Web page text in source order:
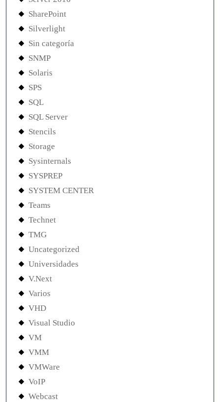
SharePoint
Silverlight
Sin categoría
SNMP
Solaris
SPS
SQL
SQL Server
Stencils
Storage
Sysinternals
SYSPREP
SYSTEM CENTER
Teams
Technet
TMG
Uncategorized
Universidades
V.Next
Varios
VHD
Visual Studio
VM
VMM
VMWare
VoIP
Webcast